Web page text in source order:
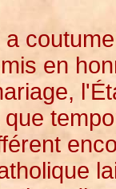
a
en
que